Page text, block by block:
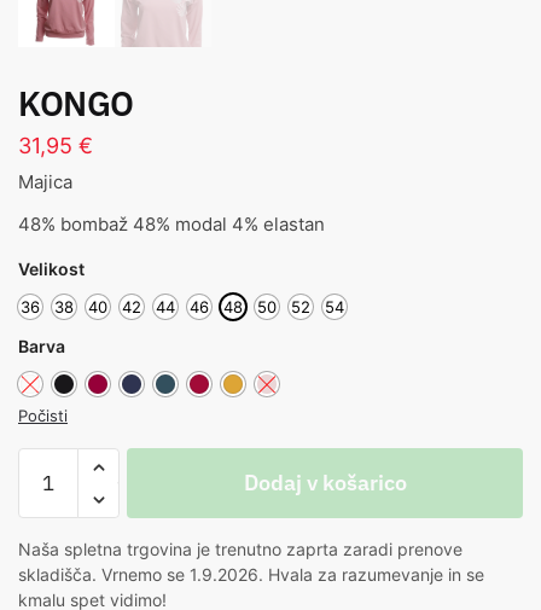
KONGO
31,95 €
Majica
48% bombaž 48% modal 4% elastan
Velikost
36 38 40 42 44 46 48 50 52 54
Barva
Počisti
Dodaj v košarico
Naša spletna trgovina je trenutno zaprta zaradi prenove
skladišča. Vrnemo se 1.9.2026. Hvala za razumevanje in se
kmalu spet vidimo!